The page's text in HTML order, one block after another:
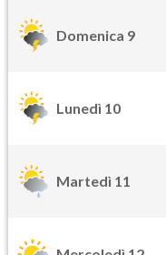
Domenica 9
Lunedì 10
Martedì 11